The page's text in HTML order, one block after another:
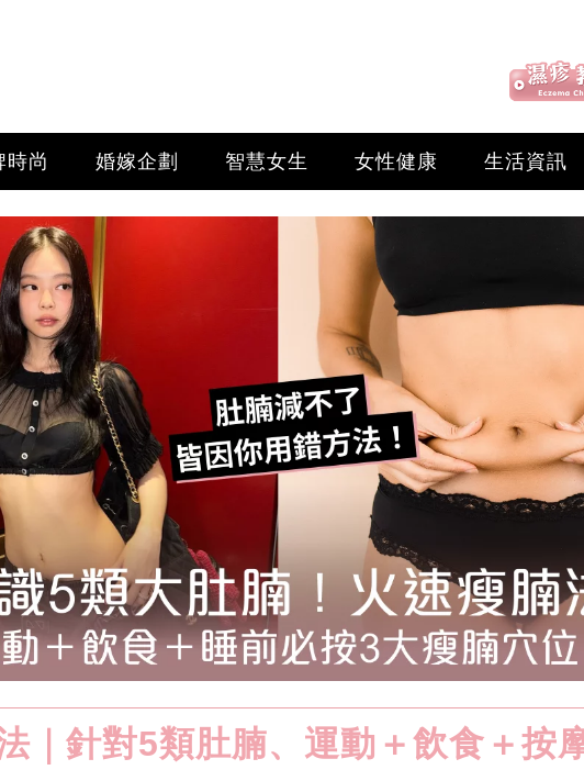
時尚 婚嫁企劃 智慧女生 女性健康 生活資訊
｜針對5類肚腩、運動＋飲食＋按